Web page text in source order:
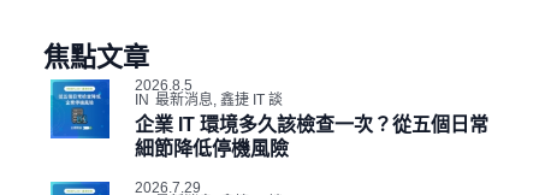
焦點文章
2026.8.5
IN 最新消息 鑫捷 IT 談
企業 IT 環境多久該檢查一次？從五個日常
細節降低停機風險
2026.7.29